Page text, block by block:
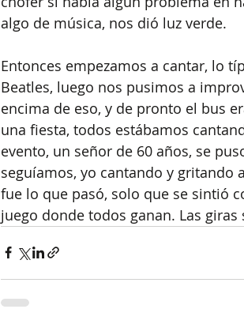
algo de música, nos dió luz verde.
Entonces empezamos a cantar, lo
Beatles, luego nos pusimos a
encima de eso, y de pronto el bus
una fiesta, todos estábamos
evento, un señor de 60 años, se
seguíamos, yo cantando y gritando
fue lo que pasó, solo que se sintió
juego donde todos ganan. Las